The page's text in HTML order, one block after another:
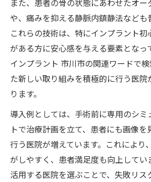
また、患者の骨の状態にあわせたオー
や、痛みを抑える静脈内鎮静法なども
これらの技術は、特にインプラント
がある方に安心感を与える要素となっ
インプラント 市川市の関連ワードで
た新しい取り組みを積極的に行う医
ります。
導入例としては、手術前に専用のシミ
トで治療計画を立て、患者にも画像を
行う医院が増えています。これにより
がしやすく、患者満足度も向上してい
活用する医院を選ぶことで、失敗リス